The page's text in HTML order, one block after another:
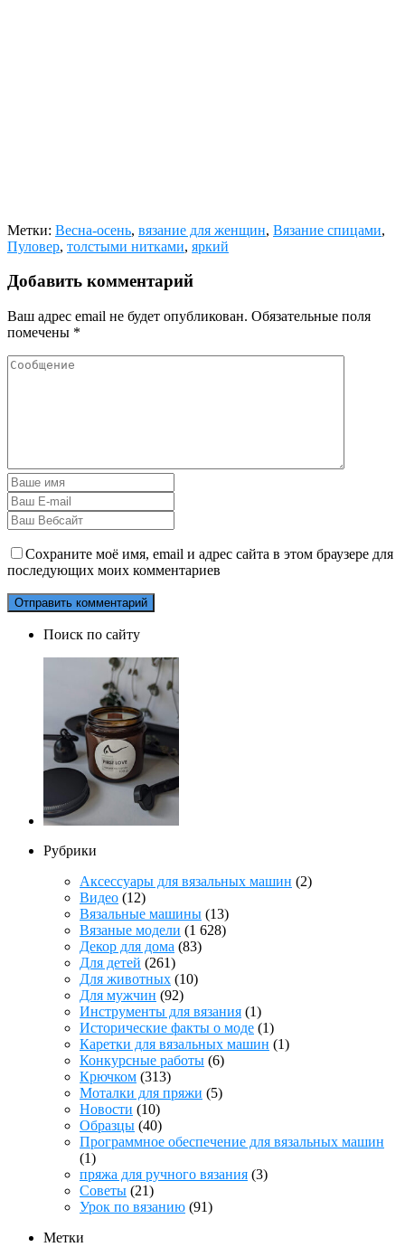
Метки: Весна-осень, вязание для женщин, Вязание спицами,
Пуловер, толстыми нитками, яркий
Добавить комментарий
Ваш адрес email не будет опубликован. Обязательные поля
помечены *
Сохраните моё имя, email и адрес сайта в этом браузере для
последующих моих комментариев
Поиск по сайту
Рубрики
Аксессуары для вязальных машин (2)
Видео (12)
Вязальные машины (13)
Вязаные модели (1 628)
Декор для дома (83)
Для детей (261)
Для животных (10)
Для мужчин (92)
Инструменты для вязания (1)
Исторические факты о моде (1)
Каретки для вязальных машин (1)
Конкурсные работы (6)
Крючком (313)
Моталки для пряжи (5)
Новости (10)
Образцы (40)
Программное обеспечение для вязальных машин
(1)
пряжа для ручного вязания (3)
Советы (21)
Урок по вязанию (91)
Метки